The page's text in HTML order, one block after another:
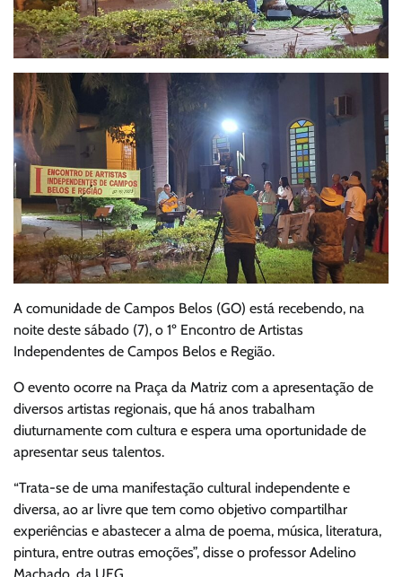
A comunidade de Campos Belos (GO) está recebendo, na
noite deste sábado (7), o 1º Encontro de Artistas
Independentes de Campos Belos e Região.
O evento ocorre na Praça da Matriz com a apresentação de
diversos artistas regionais, que há anos trabalham
diuturnamente com cultura e espera uma oportunidade de
apresentar seus talentos.
“Trata-se de uma manifestação cultural independente e
diversa, ao ar livre que tem como objetivo compartilhar
experiências e abastecer a alma de poema, música, literatura,
pintura, entre outras emoções”, disse o professor Adelino